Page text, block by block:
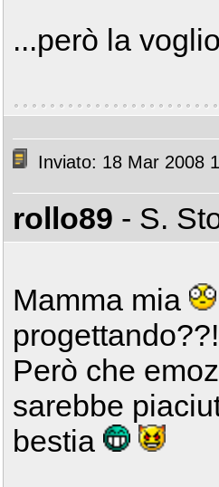
...però la
Inviato: 18 Mar 2008
rollo89 - S.
Mamma mia
Però che
sarebbe
bestia